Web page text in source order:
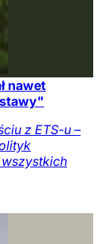
nawet
z ETS-u –